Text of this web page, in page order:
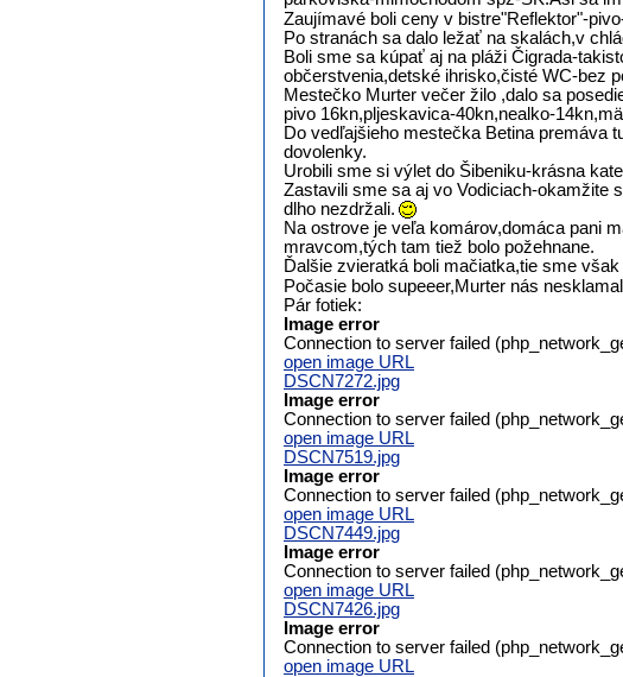
Zaujímavé boli ceny v bistre"Reflektor"-
Po stranách sa dalo ležať na skalách,v
Boli sme sa kúpať aj na pláži Čigrada-
občerstvenia,detské ihrisko,čisté WC-bez
Mestečko Murter večer žilo ,dalo sa
pivo 16kn,pljeskavica-40kn,nealko-
Do vedľajšieho mestečka Betina premáva
dovolenky.
Urobili sme si výlet do Šibeniku-krásna
Zastavili sme sa aj vo Vodiciach-okamžite
dlho nezdržali.
Na ostrove je veľa komárov,domáca pani
mravcom,tých tam tiež bolo požehnane.
Ďalšie zvieratká boli mačiatka,tie sme
Počasie bolo supeeer,Murter nás
Pár fotiek:
Image error
Connection to server failed
open image URL
DSCN7272.jpg
Image error
Connection to server failed
open image URL
DSCN7519.jpg
Image error
Connection to server failed
open image URL
DSCN7449.jpg
Image error
Connection to server failed
open image URL
DSCN7426.jpg
Image error
Connection to server failed
open image URL